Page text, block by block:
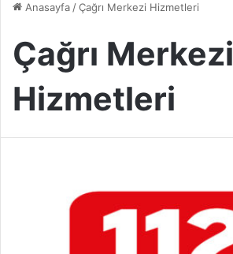
Anasayfa/Çağrı Merkezi Hizmetleri
Çağrı Merkezi
Hizmetleri